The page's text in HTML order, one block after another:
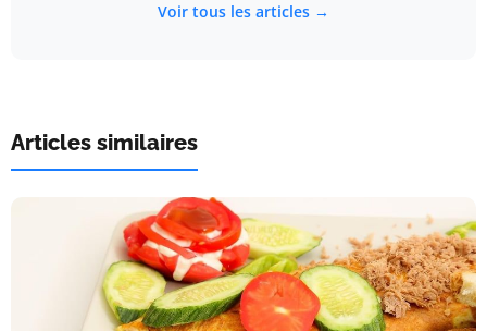
Voir tous les articles →
Articles similaires